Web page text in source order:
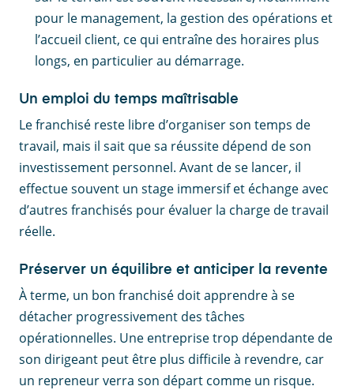
pour le management, la gestion des opérations et
l’accueil client, ce qui entraîne des horaires plus
longs, en particulier au démarrage.
Un emploi du temps maîtrisable
Le franchisé reste libre d’organiser son temps de
travail, mais il sait que sa réussite dépend de son
investissement personnel. Avant de se lancer, il
effectue souvent un stage immersif et échange avec
d’autres franchisés pour évaluer la charge de travail
réelle.
Préserver un équilibre et anticiper la revente
À terme, un bon franchisé doit apprendre à se
détacher progressivement des tâches
opérationnelles. Une entreprise trop dépendante de
son dirigeant peut être plus difficile à revendre, car
un repreneur verra son départ comme un risque.